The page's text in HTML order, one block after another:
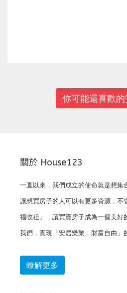
你可能還喜歡
關於 House123
一直以來，我們成立的使命就是想集
讓想買房子的人可以有更多資源，不
福收租」，讓買賣房子成為一個美好
我們，實現「安居樂業，財富自由」
瞭解更多